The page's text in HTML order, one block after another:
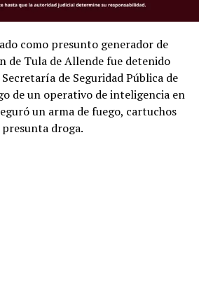
como presunto generador de
de Tula de Allende fue detenido
de Seguridad Pública de
de un operativo de inteligencia en
un arma de fuego, cartuchos
droga.